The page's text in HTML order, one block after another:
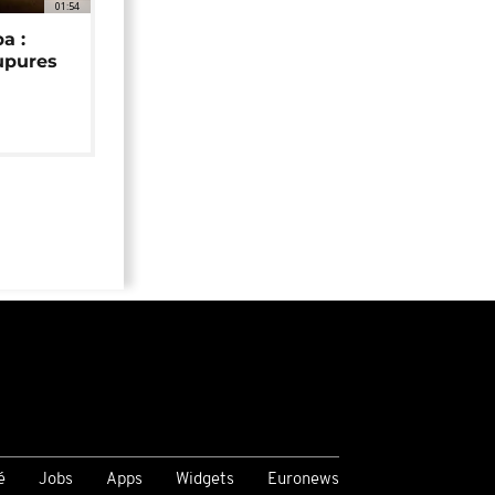
01:54
:
Jobs Apps Widgets Euronews